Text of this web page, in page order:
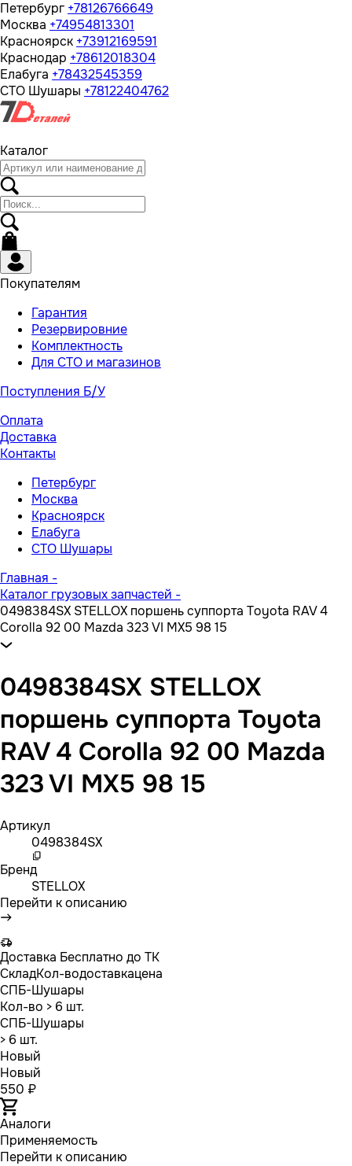
Петербург +78126766649
Москва +74954813301
Красноярск +73912169591
Краснодар +78612018304
Елабуга +78432545359
СТО Шушары +78122404762
Каталог
Покупателям
Гарантия
Резервировние
Комплектность
Для СТО и магазинов
Поступления Б/У
Оплата
Доставка
Контакты
Петербург
Москва
Красноярск
Елабуга
СТО Шушары
Главная -
Каталог грузовых запчастей -
0498384SX STELLOX поршень суппорта Toyota RAV 4
Corolla 92 00 Mazda 323 VI MX5 98 15
0498384SX STELLOX
поршень суппорта Toyota
RAV 4 Corolla 92 00 Mazda
323 VI MX5 98 15
Артикул
0498384SX
Бренд
STELLOX
Перейти к описанию
Доставка Бесплатно до ТК
СкладКол-водоставкацена
СПБ-Шушары
Кол-во > 6 шт.
СПБ-Шушары
> 6 шт.
Новый
Новый
550 ₽
Аналоги
Применяемость
Перейти к описанию